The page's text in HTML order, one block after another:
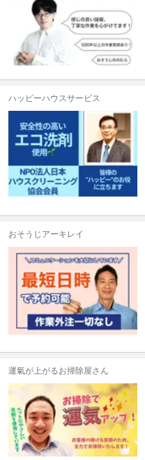
ハッピーハウスサービス
おそうじアーキレイ
運氣が上がるお掃除屋さん